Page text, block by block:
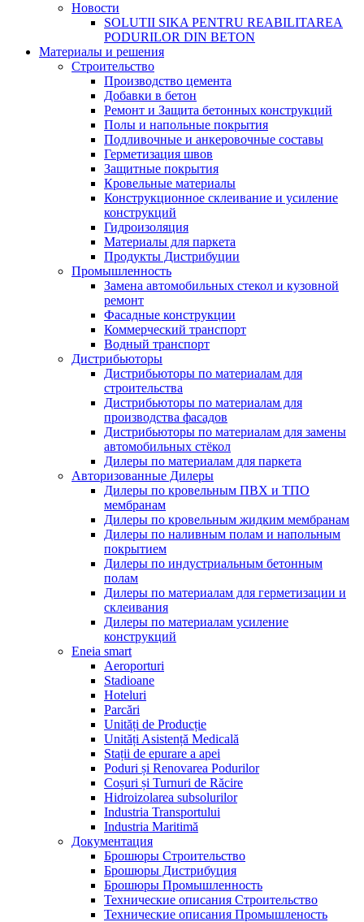
Новости
SOLUTII SIKA PENTRU REABILITAREA
PODURILOR DIN BETON
Материалы и решения
Cтроительство
Производство цемента
Добавки в бетон
Ремонт и Защита бетонных конструкций
Полы и напольные покрытия
Подливочные и анкеровочные составы
Герметизация швов
Защитные покрытия
Кровельные материалы
Конструкционное склеивание и усиление
конструкций
Гидроизоляция
Материалы для паркета
Продукты Дистрибуции
Промышленность
Замена автомобильных стекол и кузовной
ремонт
Фасадные конструкции
Коммерческий транспорт
Водный транспорт
Дистрибьюторы
Дистрибьюторы по материалам для
строительства
Дистрибьюторы по материалам для
производcтва фасадов
Дистрибьюторы по материалам для замены
автомобильных стёкол
Дилеры по материалам для паркета
Aвторизованные Дилеры
Дилеры по кровельным ПВХ и ТПО
мембранам
Дилеры по кровельным жидким мембранам
Дилеры по наливным полам и напольным
покрытием
Дилеры по индустриальным бетонным
полам
Дилеры по материалам для герметизации и
склеивания
Дилеры по материалам усиление
конструкций
Eneia smart
Aeroporturi
Stadioane
Hoteluri
Parcări
Unități de Producție
Unități Asistență Medicală
Stații de epurare a apei
Poduri și Renovarea Podurilor
Coșuri și Turnuri de Răcire
Hidroizolarea subsolurilor
Industria Transportului
Industria Maritimă
Документация
Брошюры Строительство
Брошюры Дистрибуция
Брошюры Промышленность
Технические описания Строительство
Технические описания Промышленость